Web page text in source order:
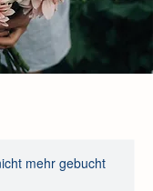
mehr gebucht